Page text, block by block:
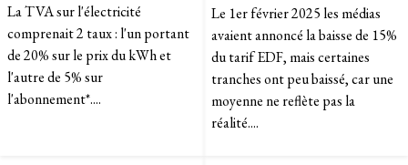
La TVA sur l'électricité
comprenait 2 taux : l'un portant
de 20% sur le prix du kWh et
l'autre de 5% sur
l'abonnement*....
Le 1er février 2025 les médias
avaient annoncé la baisse de 15%
du tarif EDF, mais certaines
tranches ont peu baissé, car une
moyenne ne reflète pas la
réalité....